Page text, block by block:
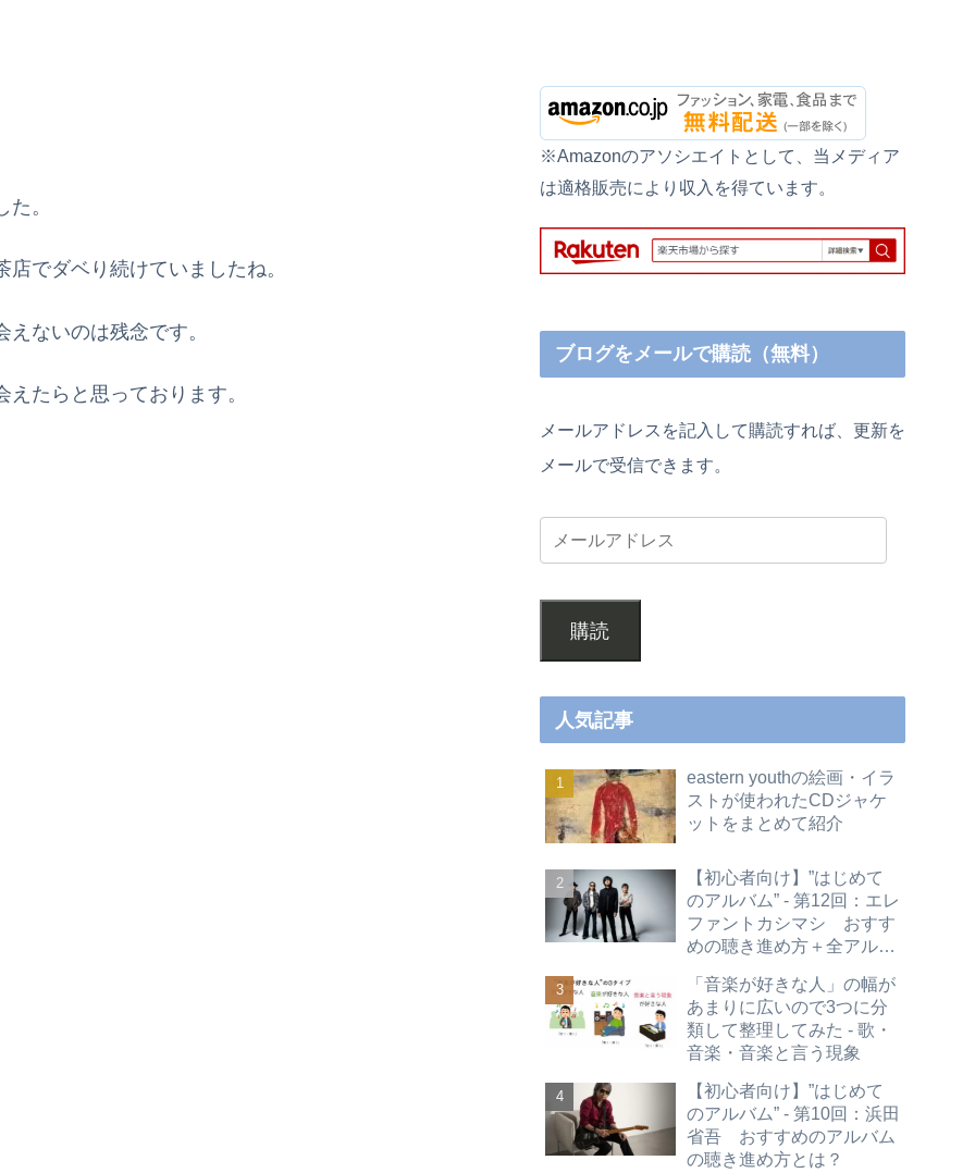
。
でダベり続けていましたね。
ないのは残念です。
たらと思っております。
※Amazonのアソシエイトとして、当メディア
は適格販売により収入を得ています。
ブログをメールで購読（無料）
メールアドレスを記入して購読すれば、更新を
メールで受信できます。
購読
人気記事
eastern youthの絵画・イラ
ストが使われたCDジャケ
ットをまとめて紹介
【初心者向け】”はじめて
のアルバム” - 第12回：エレ
ファントカシマシ おすす
めの聴き進め方＋全アルバ
「音楽が好きな人」の幅が
あまりに広いので3つに分
類して整理してみた - 歌・
音楽・音楽と言う現象
【初心者向け】”はじめて
のアルバム” - 第10回：浜田
省吾 おすすめのアルバム
の聴き進め方とは？